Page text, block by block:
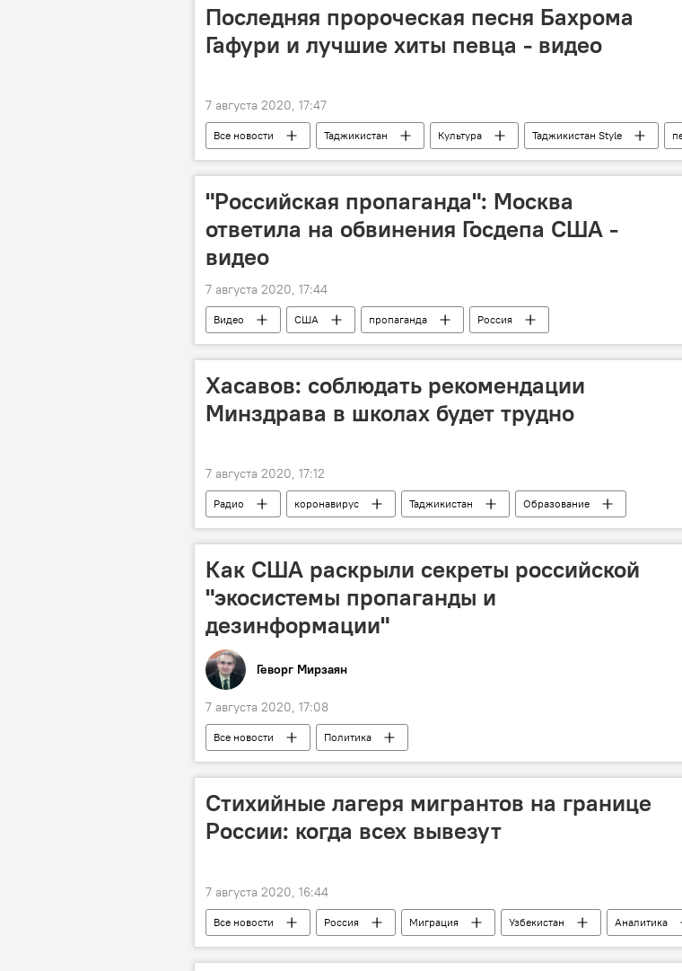
Последняя пророческая песня Бахрома
Гафури и лучшие хиты певца - видео
7 августа 2020, 17:47
Все новости Таджикистан Культура Таджикистан Style
Видео
смерть известных людей
"Российская пропаганда": Москва
ответила на обвинения Госдепа США -
видео
7 августа 2020, 17:44
Видео США пропаганда Россия
Хасавов: соблюдать рекомендации
Минздрава в школах будет трудно
7 августа 2020, 17:12
Радио коронавирус Таджикистан Образование
Как США раскрыли секреты российской
"экосистемы пропаганды и
дезинформации"
Геворг Мирзаян
7 августа 2020, 17:08
Все новости Политика
Стихийные лагеря мигрантов на границе
России: когда всех вывезут
7 августа 2020, 16:44
Все новости Россия Миграция Узбекистан
Аналитика
Новости мигрантов из Центральной Азии в России
Таджикистан